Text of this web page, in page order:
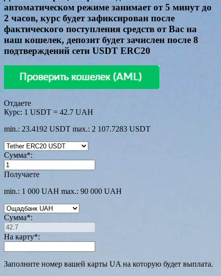
автоматическом режиме занимает от 5 минут до
2 часов, курс будет зафиксирован после
фактического поступления средств от Вас на
наш кошелек, депозит будет зачислен после 8
подтверждений сети USDT ERC20
Отдаете
Курс: 1 USDT = 42.7 UAH
min.: 23.4192 USDT max.: 2 107.7283 USDT
Сумма*:
Получаете
min.: 1 000 UAH max.: 90 000 UAH
Сумма*:
На карту*:
Заполните номер вашей карты UA на которую будет выплата.